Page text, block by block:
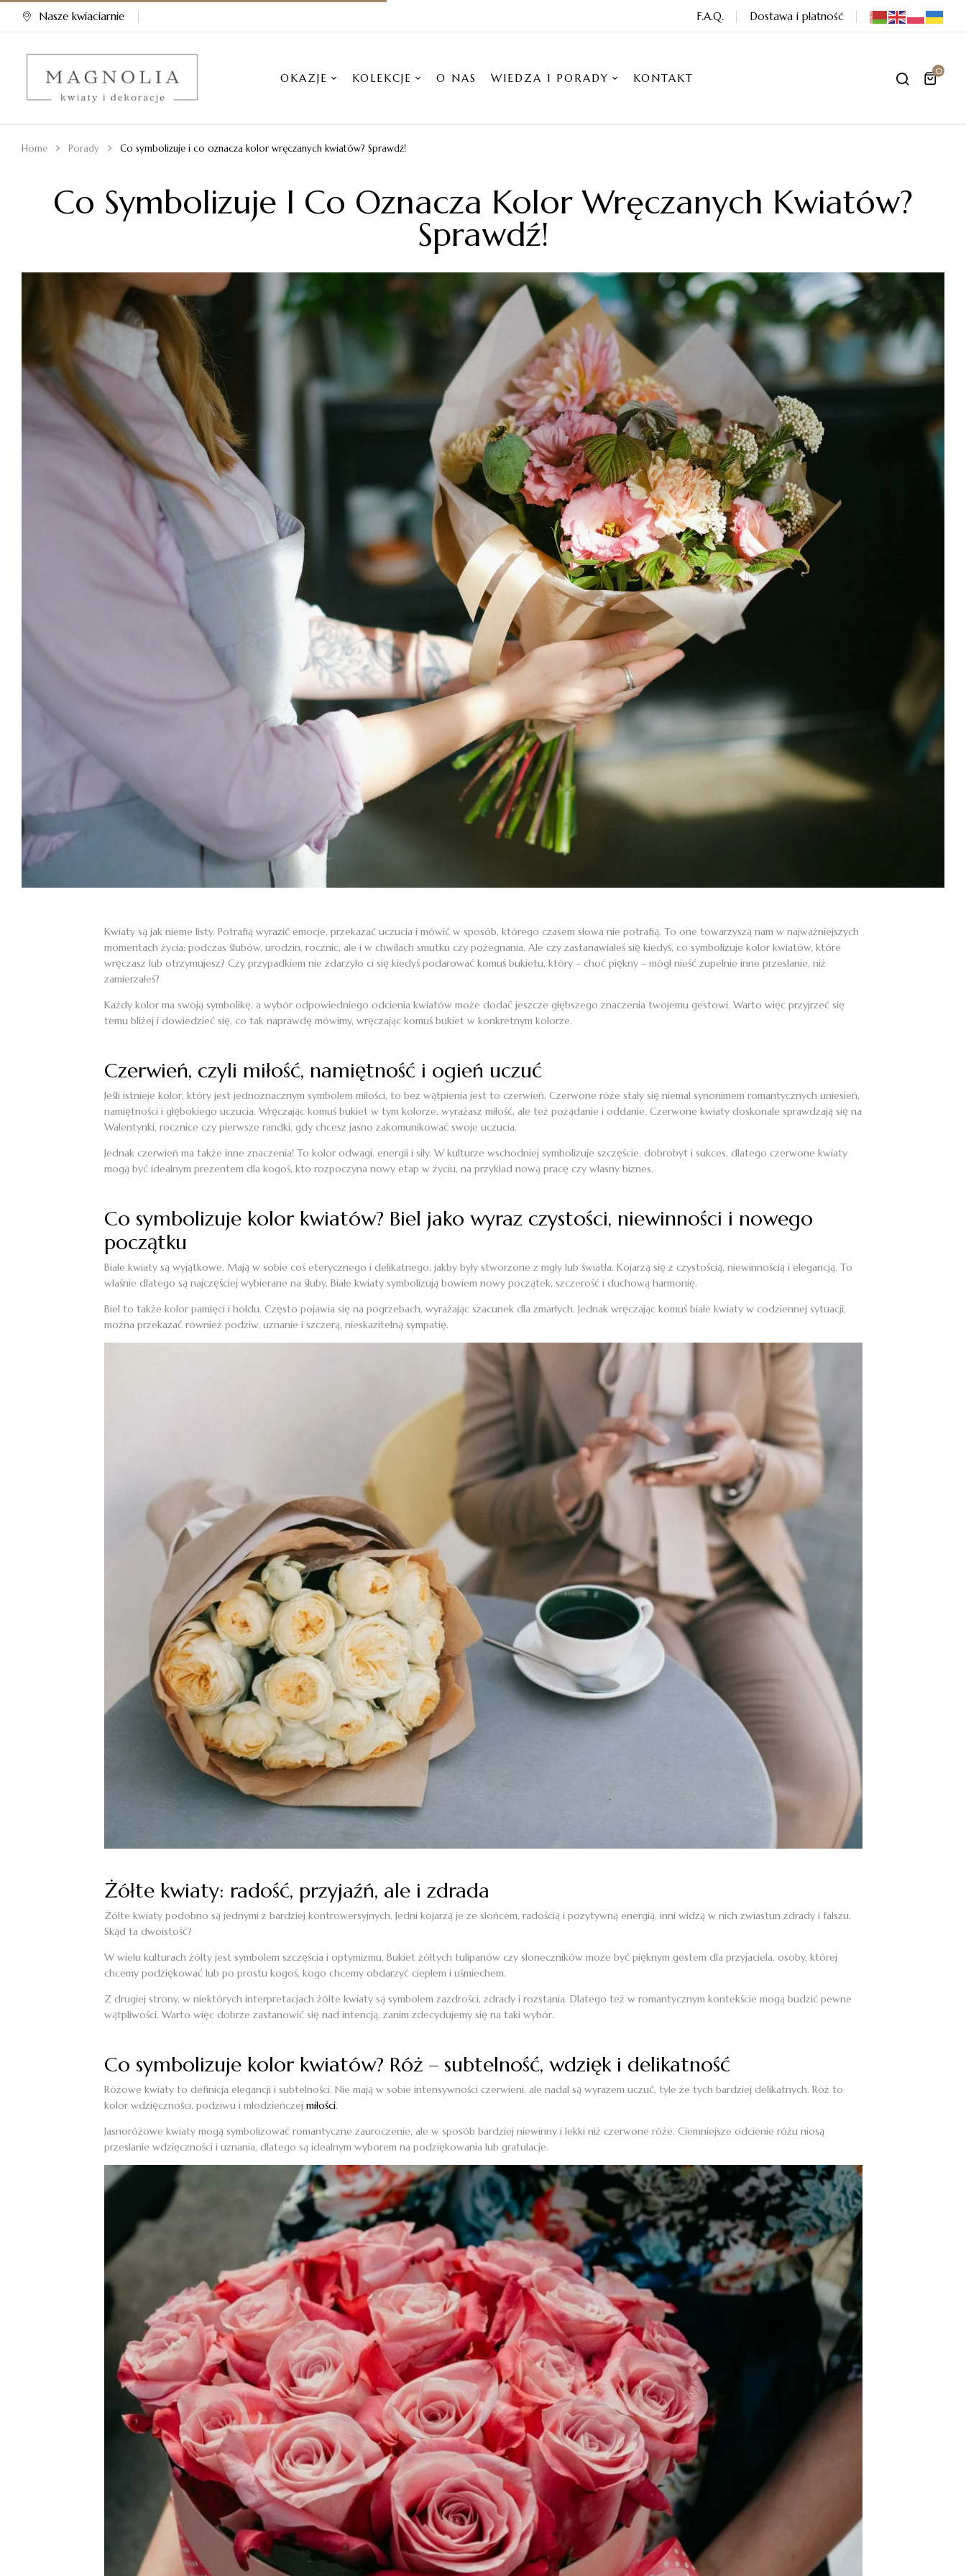
Nasze kwiaciarnie F.A.Q. Dostawa i płatność
OKAZJE KOLEKCJE O NAS WIEDZA I PORADY KONTAKT 0
Home Porady Co symbolizuje i co oznacza kolor wręczanych kwiatów? Sprawdź!
Co Symbolizuje I Co Oznacza Kolor Wręczanych Kwiatów?
Sprawdź!
Kwiaty są jak nieme listy. Potrafią wyrazić emocje, przekazać uczucia i mówić w sposób, którego czasem słowa nie potrafią. To one towarzyszą nam w najważniejszych
momentach życia: podczas ślubów, urodzin, rocznic, ale i w chwilach smutku czy pożegnania. Ale czy zastanawiałeś się kiedyś, co symbolizuje kolor kwiatów, które
wręczasz lub otrzymujesz? Czy przypadkiem nie zdarzyło ci się kiedyś podarować komuś bukietu, który – choć piękny – mógł nieść zupełnie inne przesłanie, niż
zamierzałeś?
Każdy kolor ma swoją symbolikę, a wybór odpowiedniego odcienia kwiatów może dodać jeszcze głębszego znaczenia twojemu gestowi. Warto więc przyjrzeć się
temu bliżej i dowiedzieć się, co tak naprawdę mówimy, wręczając komuś bukiet w konkretnym kolorze.
Czerwień, czyli miłość, namiętność i ogień uczuć
Jeśli istnieje kolor, który jest jednoznacznym symbolem miłości, to bez wątpienia jest to czerwień. Czerwone róże stały się niemal synonimem romantycznych uniesień,
namiętności i głębokiego uczucia. Wręczając komuś bukiet w tym kolorze, wyrażasz miłość, ale też pożądanie i oddanie. Czerwone kwiaty doskonale sprawdzają się na
Walentynki, rocznice czy pierwsze randki, gdy chcesz jasno zakomunikować swoje uczucia.
Jednak czerwień ma także inne znaczenia! To kolor odwagi, energii i siły. W kulturze wschodniej symbolizuje szczęście, dobrobyt i sukces, dlatego czerwone kwiaty
mogą być idealnym prezentem dla kogoś, kto rozpoczyna nowy etap w życiu, na przykład nową pracę czy własny biznes.
Co symbolizuje kolor kwiatów? Biel jako wyraz czystości, niewinności i nowego
początku
Białe kwiaty są wyjątkowe. Mają w sobie coś eterycznego i delikatnego, jakby były stworzone z mgły lub światła. Kojarzą się z czystością, niewinnością i elegancją. To
właśnie dlatego są najczęściej wybierane na śluby. Białe kwiaty symbolizują bowiem nowy początek, szczerość i duchową harmonię.
Biel to także kolor pamięci i hołdu. Często pojawia się na pogrzebach, wyrażając szacunek dla zmarłych. Jednak wręczając komuś białe kwiaty w codziennej sytuacji,
można przekazać również podziw, uznanie i szczerą, nieskazitelną sympatię.
Żółte kwiaty: radość, przyjaźń, ale i zdrada
Żółte kwiaty podobno są jednymi z bardziej kontrowersyjnych. Jedni kojarzą je ze słońcem, radością i pozytywną energią, inni widzą w nich zwiastun zdrady i fałszu.
Skąd ta dwoistość?
W wielu kulturach żółty jest symbolem szczęścia i optymizmu. Bukiet żółtych tulipanów czy słoneczników może być pięknym gestem dla przyjaciela, osoby, której
chcemy podziękować lub po prostu kogoś, kogo chcemy obdarzyć ciepłem i uśmiechem.
Z drugiej strony, w niektórych interpretacjach żółte kwiaty są symbolem zazdrości, zdrady i rozstania. Dlatego też w romantycznym kontekście mogą budzić pewne
wątpliwości. Warto więc dobrze zastanowić się nad intencją, zanim zdecydujemy się na taki wybór.
Co symbolizuje kolor kwiatów? Róż – subtelność, wdzięk i delikatność
Różowe kwiaty to definicja elegancji i subtelności. Nie mają w sobie intensywności czerwieni, ale nadal są wyrazem uczuć, tyle że tych bardziej delikatnych. Róż to
kolor wdzięczności, podziwu i młodzieńczej miłości.
Jasnoróżowe kwiaty mogą symbolizować romantyczne zauroczenie, ale w sposób bardziej niewinny i lekki niż czerwone róże. Ciemniejsze odcienie różu niosą
przesłanie wdzięczności i uznania, dlatego są idealnym wyborem na podziękowania lub gratulacje.